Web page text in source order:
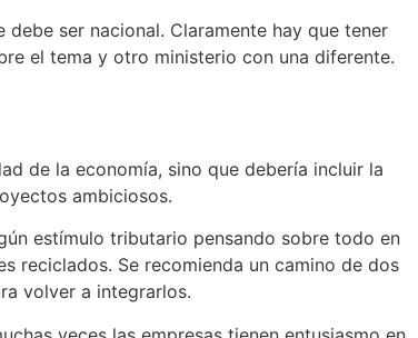
ser nacional. Claramente hay que tener
el tema y otro ministerio con una diferente.
de la economía, sino que debería incluir la
ambiciosos.
estímulo tributario pensando sobre todo en
reciclados. Se recomienda un camino de dos
volver a integrarlos.